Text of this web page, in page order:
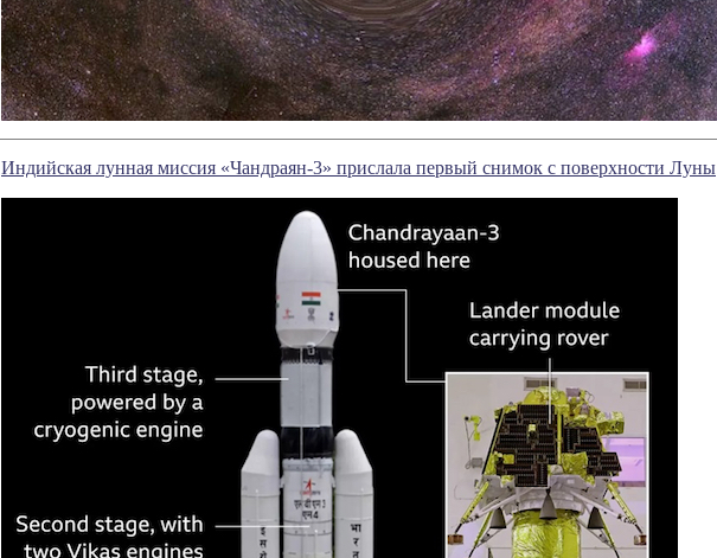
Индийская лунная миссия «Чандраян-3» прислала первый снимок с поверхности Луны